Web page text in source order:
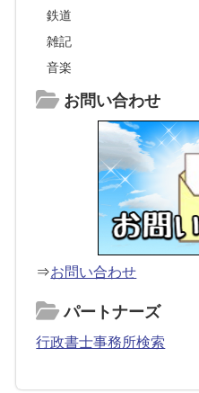
鉄道
雑記
音楽
お問い合わせ
⇒お問い合わせ
パートナーズ
行政書士事務所検索